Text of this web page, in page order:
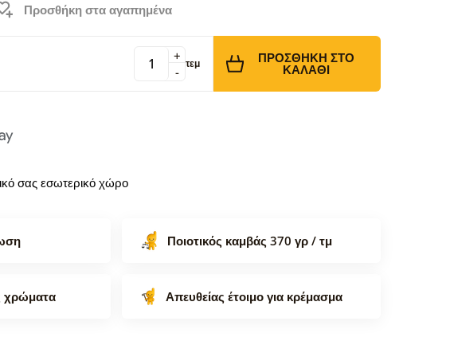
Προσθήκη στα αγαπημένα
-
+ τεμ ΠΡΟΣΘΉΚΗ ΣΤΟ
ΚΑΛΆΘΙ
σας εσωτερικό χώρο
Ποιοτικός καμβάς 370 γρ / τμ
χρώματα Απευθείας έτοιμο για κρέμασμα